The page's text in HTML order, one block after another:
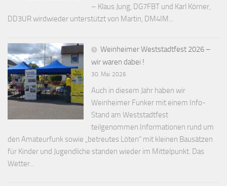
– Klaus Jung, DG7FBT und Karl Körner,
DD3UR wirdwieder unterstützt von Martin, DM4IM...
Weinheimer Weststadtfest 2026 –
wir waren dabei !
30. Mai 2026
Auch in diesem Jahr haben wir
Weinheimer Funker mit einem Info-
Stand am Weststadtfest
teilgenommen.Informationen rund um
den Amateurfunk sowie „betreutes Löten“ mit kleinen Bausätzen
für Kinder und Jugendliche standen wieder im Mittelpunkt. Das
Wetter...